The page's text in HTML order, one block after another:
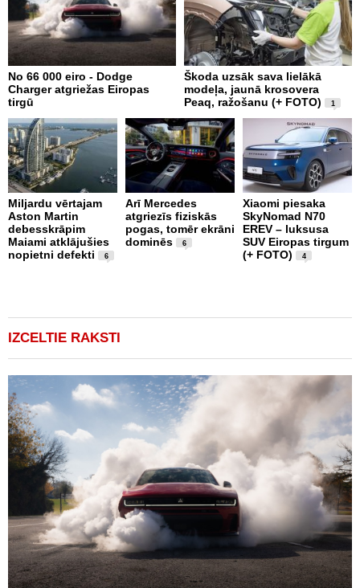
No 66 000 eiro - Dodge
Charger atgriežas Eiropas
tirgū
Škoda uzsāk sava lielākā
modeļa, jaunā krosovera
Peaq, ražošanu (+ FOTO)
1
Miljardu vērtajam
Aston Martin
debesskrāpim
Maiami atklājušies
nopietni defekti
6
Arī Mercedes
atgriezīs fiziskās
pogas, tomēr ekrāni
dominēs
6
Xiaomi piesaka
SkyNomad N70
EREV – luksusa
SUV Eiropas tirgum
(+ FOTO)
4
IZCELTIE RAKSTI